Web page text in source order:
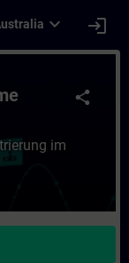
expand_more login
share
im